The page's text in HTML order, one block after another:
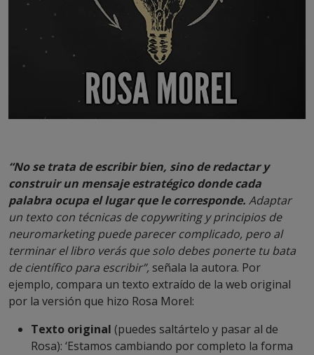
“No se trata de escribir bien, sino de redactar y
construir un mensaje estratégico donde cada
palabra ocupa el lugar que le corresponde. Adaptar
un texto con técnicas de copywriting y principios de
neuromarketing puede parecer complicado, pero al
terminar el libro verás que solo debes ponerte tu bata
de científico para escribir”, señala la autora. Por
ejemplo, compara un texto extraído de la web original
por la versión que hizo Rosa Morel:
Texto original (puedes saltártelo y pasar al de
Rosa): ‘Estamos cambiando por completo la forma